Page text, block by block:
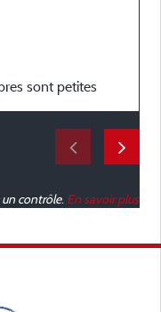
sont petites
contrôle. En savoir plus